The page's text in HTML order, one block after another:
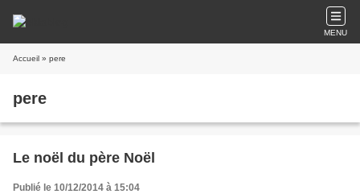
MENU
Accueil » pere
pere
Le noël du père Noël
Publié le 10/12/2014 à 15:04